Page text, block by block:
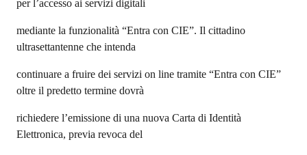
per l’accesso ai servizi digitali
mediante la funzionalità “Entra con CIE”. Il cittadino
ultrasettantenne che intenda
continuare a fruire dei servizi on line tramite “Entra con CIE”
oltre il predetto termine dovrà
richiedere l’emissione di una nuova Carta di Identità
Elettronica, previa revoca del